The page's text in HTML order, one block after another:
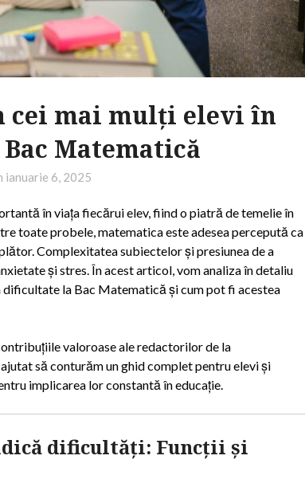
cei mai mulți elevi în
Matematică
ianuarie 6, 2025
în viața fiecărui elev, fiind o piatră de temelie în
toate probele, matematica este adesea percepută ca
Complexitatea subiectelor și presiunea de a
și stres. În acest articol, vom analiza în detaliu
dificultate la Bac Matematică și cum pot fi acestea
valoroase ale redactorilor de la
să conturăm un ghid complet pentru elevi și
implicarea lor constantă în educație.
dificultăți: Funcții și